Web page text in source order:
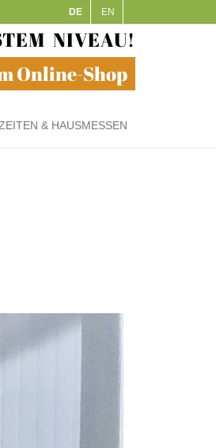
DE EN
NIVEAU!
Online-Shop
& HAUSMESSEN